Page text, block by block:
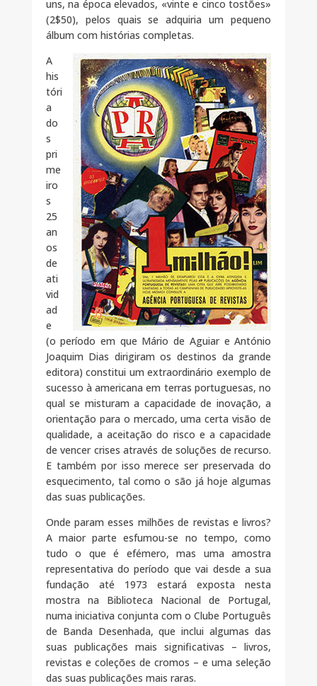
uns, na época elevados, «vinte e cinco tostões»
(2$50), pelos quais se adquiria um pequeno
álbum com histórias completas.
A
his
tóri
a
do
s
pri
me
iro
s
25
an
os
de
ati
vid
ad
e
(o período em que Mário de Aguiar e António
Joaquim Dias dirigiram os destinos da grande
editora) constitui um extraordinário exemplo de
sucesso à americana em terras portuguesas, no
qual se misturam a capacidade de inovação, a
orientação para o mercado, uma certa visão de
qualidade, a aceitação do risco e a capacidade
de vencer crises através de soluções de recurso.
E também por isso merece ser preservada do
esquecimento, tal como o são já hoje algumas
das suas publicações.
Onde param esses milhões de revistas e livros?
A maior parte esfumou-se no tempo, como
tudo o que é efémero, mas uma amostra
representativa do período que vai desde a sua
fundação até 1973 estará exposta nesta
mostra na Biblioteca Nacional de Portugal,
numa iniciativa conjunta com o Clube Português
de Banda Desenhada, que inclui algumas das
suas publicações mais significativas – livros,
revistas e coleções de cromos – e uma seleção
das suas publicações mais raras.